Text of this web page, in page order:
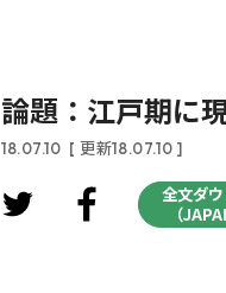
論題：江戸期に
18.07.10 [ 更新18.07.10 ]
全文ダ
（